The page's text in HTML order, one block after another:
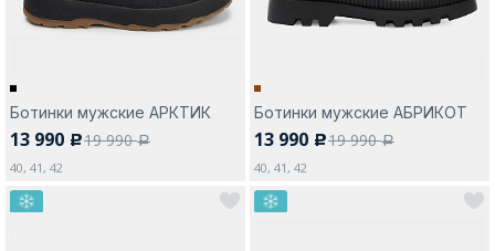
Да, все верно Изменить город
Ботинки мужские АРКТИК
13 990 c19 990a
40, 41, 42
Ботинки мужские АБРИКОТ
13 990 c19 990a
40, 41, 42